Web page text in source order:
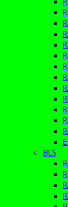
BLS